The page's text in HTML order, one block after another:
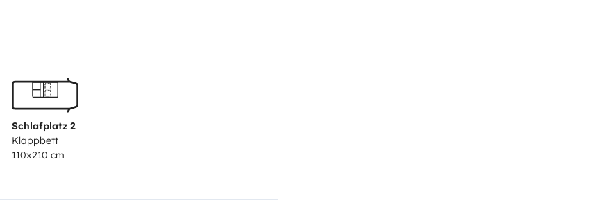
Schlafplatz 2
Klappbett
110x210 cm